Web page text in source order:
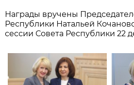
Награды вручены
Республики Натальей
сессии Совета Республики 22